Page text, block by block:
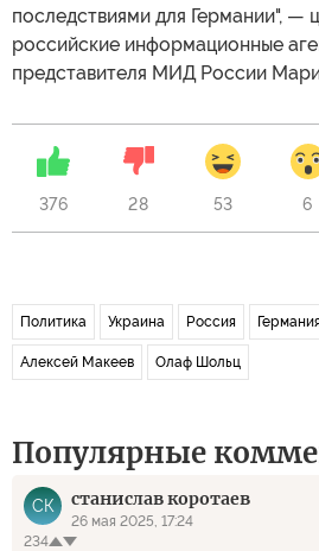
последствиями для Германии", —
российские информационные
представителя МИД России
376 28 53 6
Политика Украина Россия
Алексей Макеев Олаф Шольц
Популярные
СК станислав коротаев
26 мая 2025, 17:24
234